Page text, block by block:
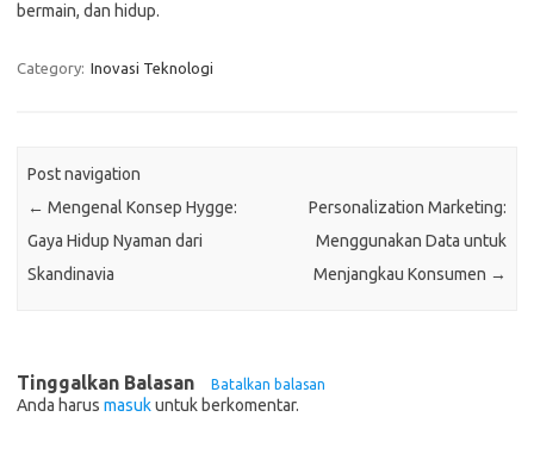
bermain, dan hidup.
Category: Inovasi Teknologi
Post navigation
← Mengenal Konsep Hygge:
Gaya Hidup Nyaman dari
Skandinavia
Personalization Marketing:
Menggunakan Data untuk
Menjangkau Konsumen →
Tinggalkan Balasan Batalkan balasan
Anda harus masukuntuk berkomentar.